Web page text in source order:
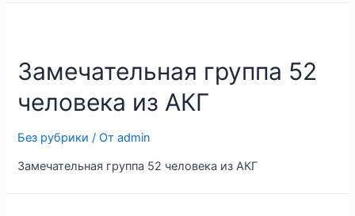
Замечательная группа 52
человека из АКГ
Без рубрики / От admin
Замечательная группа 52 человека из АКГ